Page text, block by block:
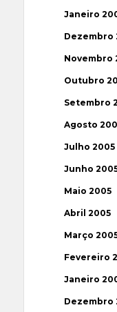
Janeiro
Dezembro
Novembro
Outubro
Setembro
Agosto
Julho 2005
Junho
Maio 2005
Abril 2005
Março
Fevereiro
Janeiro
Dezembro